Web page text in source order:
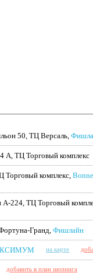
50, ТЦ Версаль,
А, ТЦ Торговый комплекс
Торговый комплекс, Bonne
А-224, ТЦ Торговый
Гранд, Фишлайн
на карте
добавить в план шопинга